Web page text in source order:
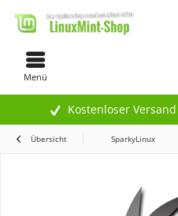
Kostenloser
Menü
Übersicht SparkyLinux